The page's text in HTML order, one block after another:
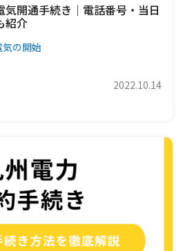
気開通手続き｜電話番号・当日
紹介
気の開始
2022.10.14